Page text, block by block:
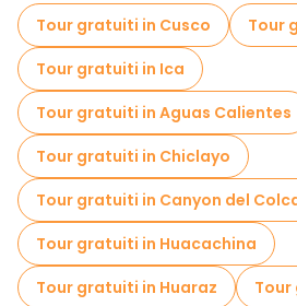
Musei in Lima
Visita gratuita del centro storico
Visite al mercato in Lima
Tour di degustazione locali in
Gite giornaliere gratuite a Lima
Tour in bicicletta a Lima
Tour gastronomici a Lima
Tour gratuiti in Cusco
Tour
Tour gratuiti in Ica
Tour gratuiti in Aguas Calientes
Tour gratuiti in Chiclayo
Tour gratuiti in Canyon del
Tour gratuiti in Huacachina
Tour gratuiti in Huaraz